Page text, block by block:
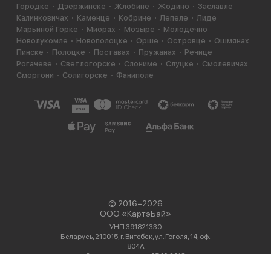
Городке
Дзержинске Жлобине Жодино
Заславле
Калинковичах
Каменце Кобрине Лепеле
Лиде
Марьиной Горке
Миорах Мозыре
Молодечно
Новолукомле
Новополоцке Орше Островце
Ошмянах
Пинске
Полоцке Поставах Пружанах
Речице
Рогачеве
Светлогорске Слониме Слуцке
Смолевичах
Сморгони
Солигорске Фаниполе
© 2016−2026
ООО «КартэБай»
УНП 391821330
Беларусь, 210015, г. Витебск, ул. Гоголя, 14, оф.
804А